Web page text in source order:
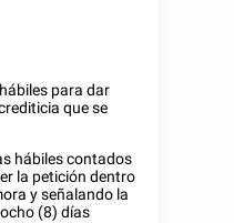
para dar
que se
hábiles contados
la petición dentro
y señalando la
(8) días